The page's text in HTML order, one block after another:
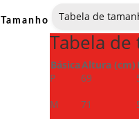
Tamanho Tabela de
Tabela
BásicaAltura (cm)
P
69
M
71